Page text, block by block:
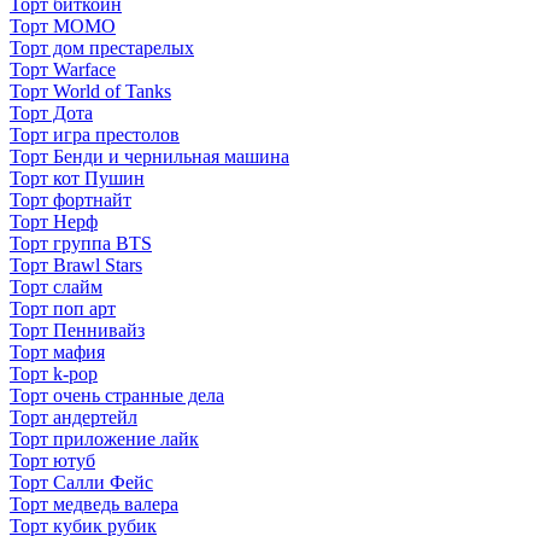
Торт биткойн
Торт МОМО
Торт дом престарелых
Торт Warface
Торт World of Tanks
Торт Дота
Торт игра престолов
Торт Бенди и чернильная машина
Торт кот Пушин
Торт фортнайт
Торт Нерф
Торт группа BTS
Торт Brawl Stars
Торт слайм
Торт поп арт
Торт Пеннивайз
Торт мафия
Торт k-pop
Торт очень странные дела
Торт андертейл
Торт приложение лайк
Торт ютуб
Торт Салли Фейс
Торт медведь валера
Торт кубик рубик